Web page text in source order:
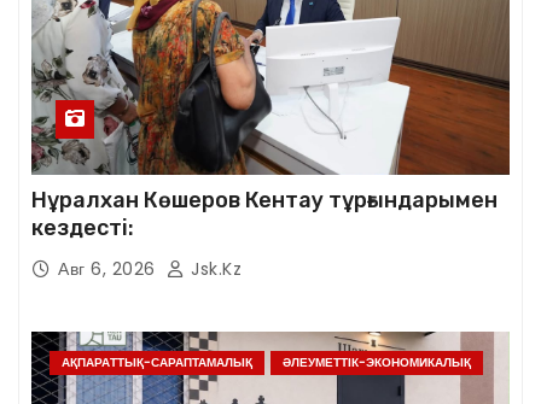
Нұралхан Көшеров Кентау тұрғындарымен
кездесті:
Авг 6, 2026 Jsk.kz
АҚПАРАТТЫҚ-САРАПТАМАЛЫҚ ӘЛЕУМЕТТІК-ЭКОНОМИКАЛЫҚ